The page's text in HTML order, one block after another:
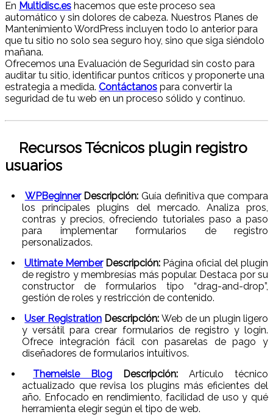
En Multidisc.es hacemos que este proceso sea
automático y sin dolores de cabeza. Nuestros Planes de
Mantenimiento WordPress incluyen todo lo anterior para
que tu sitio no solo sea seguro hoy, sino que siga siéndolo
mañana.
Ofrecemos una Evaluación de Seguridad sin costo para
auditar tu sitio, identificar puntos críticos y proponerte una
estrategia a medida. Contáctanos para convertir la
seguridad de tu web en un proceso sólido y continuo.
Recursos Técnicos plugin registro
usuarios
WPBeginner Descripción: Guía definitiva que compara
los principales plugins del mercado. Analiza pros,
contras y precios, ofreciendo tutoriales paso a paso
para implementar formularios de registro
personalizados.
Ultimate Member Descripción: Página oficial del plugin
de registro y membresías más popular. Destaca por su
constructor de formularios tipo “drag-and-drop”,
gestión de roles y restricción de contenido.
User Registration Descripción: Web de un plugin ligero
y versátil para crear formularios de registro y login.
Ofrece integración fácil con pasarelas de pago y
diseñadores de formularios intuitivos.
Themeisle Blog
Descripción: Artículo técnico
actualizado que revisa los plugins más eficientes del
año. Enfocado en rendimiento, facilidad de uso y qué
herramienta elegir según el tipo de web.